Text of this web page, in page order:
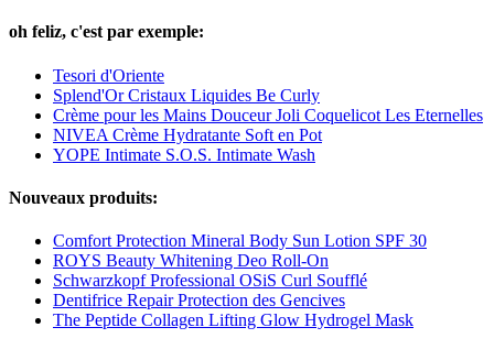
oh feliz, c'est par exemple:
Tesori d'Oriente
Splend'Or Cristaux Liquides Be Curly
Crème pour les Mains Douceur Joli Coquelicot Les Eternelles
NIVEA Crème Hydratante Soft en Pot
YOPE Intimate S.O.S. Intimate Wash
Nouveaux produits:
Comfort Protection Mineral Body Sun Lotion SPF 30
ROYS Beauty Whitening Deo Roll-On
Schwarzkopf Professional OSiS Curl Soufflé
Dentifrice Repair Protection des Gencives
The Peptide Collagen Lifting Glow Hydrogel Mask